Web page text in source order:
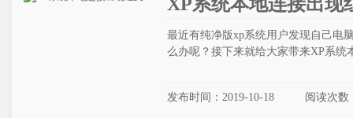
最近有纯净版xp系统用户发现自己电
么办呢？接下来就给大家带来XP系统
发布时间：2019-10-18 阅读次数